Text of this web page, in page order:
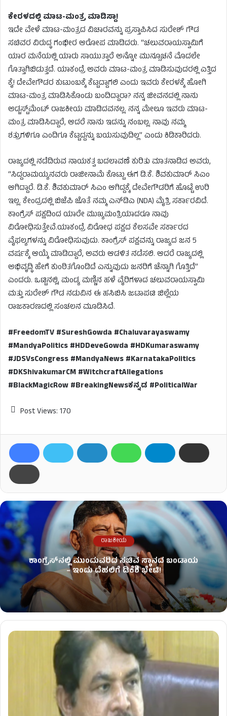
ಕೇರಳದಲ್ಲಿ ಮಾಟ-ಮಂತ್ರ ಮಾಡಿಸ್ದಾ!
ಇದೇ ವೇಳೆ ಮಾಟ-ಮಂತ್ರದ ವಿಚಾರವನ್ನು ಪ್ರಸ್ತಾಪಿಸಿದ ಸುರೇಶ್ ಗೌಡ
ಸಚಿವರ ವಿರುದ್ಧ ಗಂಭೀರ ಆರೋಪ ಮಾಡಿದರು. “ಚಲುವರಾಯಸ್ವಾಮಿಗೆ
ಯಾರ ಮನೆಯಲ್ಲಿ ಯಾರು ಸಾಯುತ್ತಾರೆ ಅನ್ನೋ ಮುನ್ಸೂಚನೆ ಮೊದಲೇ
ಗೊತ್ತಾಗಿಬಿಡುತ್ತದೆ. ಯಾಕಂದ್ರೆ ಅವರು ಮಾಟ-ಮಂತ್ರ ಮಾಡಿಸುವುದರಲ್ಲಿ ಎತ್ತಿದ
ಕೈ! ದೇವೇಗೌಡರ ಕುಟುಂಬಕ್ಕೆ ಕೆಟ್ಟದ್ದಾಗಲಿ ಎಂದು ಇವರು ಕೇರಳಕ್ಕೆ ಹೋಗಿ
ಮಾಟ-ಮಂತ್ರ ಮಾಡಿಸಿಕೊಂಡು ಬಂದಿದ್ದಾರಾ? ನನ್ನ ಜೀವನದಲ್ಲಿ ನಾನು
ಅಡ್ಜಸ್ಟ್‌ಮೆಂಟ್ ರಾಜಕೀಯ ಮಾಡಿದವನಲ್ಲ. ನನ್ನ ಮೇಲೂ ಇವರು ಮಾಟ-
ಮಂತ್ರ ಮಾಡಿಸಿದ್ದಾರೆ, ಆದರೆ ನಾನು ಇದನ್ನು ನಂಬಲ್ಲ. ನಾವು ನಮ್ಮ
ಶತ್ರುಗಳಿಗೂ ಎಂದಿಗೂ ಕೆಟ್ಟದ್ದನ್ನು ಬಯಸುವುದಿಲ್ಲ” ಎಂದು ಕಿಡಿಕಾರಿದರು.
ರಾಜ್ಯದಲ್ಲಿ ನಡೆದಿರುವ ನಾಯಕತ್ವ ಬದಲಾವಣೆ ಕುರಿತು ಮಾತನಾಡಿದ ಅವರು,
“ಸಿದ್ದರಾಮಯ್ಯನವರು ರಾಜೀನಾಮೆ ಕೊಟ್ಟು ಈಗ ಡಿ.ಕೆ. ಶಿವಕುಮಾರ್ ಸಿಎಂ
ಆಗಿದ್ದಾರೆ. ಡಿ.ಕೆ. ಶಿವಕುಮಾರ್ ಸಿಎಂ ಆಗಿದ್ದಕ್ಕೆ ದೇವೇಗೌಡರಿಗೆ ಹೊಟ್ಟೆ ಉರಿ
ಇಲ್ಲ. ಕೇಂದ್ರದಲ್ಲಿ ಬಿಜೆಪಿ ಜೊತೆ ನಮ್ಮ ಎನ್‌ಡಿಎ (NDA) ಮೈತ್ರಿ ಸರ್ಕಾರವಿದೆ.
ಕಾಂಗ್ರೆಸ್ ಪಕ್ಷದಿಂದ ಯಾರೇ ಮುಖ್ಯಮಂತ್ರಿಯಾದರೂ ನಾವು
ವಿರೋಧಿಸುತ್ತೇವೆ.ಯಾಕಂದ್ರೆ ವಿರೋಧ ಪಕ್ಷದ ಕೆಲಸವೇ ಸರ್ಕಾರದ
ವೈಫಲ್ಯಗಳನ್ನು ವಿರೋಧಿಸುವುದು. ಕಾಂಗ್ರೆಸ್ ಪಕ್ಷವನ್ನು ರಾಜ್ಯದ ಜನ 5
ವರ್ಷಕ್ಕೆ ಆಯ್ಕೆ ಮಾಡಿದ್ದಾರೆ, ಅವರು ಆಡಳಿತ ನಡೆಸಲಿ. ಆದರೆ ರಾಜ್ಯದಲ್ಲಿ
ಅಭಿವೃದ್ಧಿ ಹೇಗೆ ಕುಂಠಿತಗೊಂಡಿದೆ ಎನ್ನುವುದು ಜನರಿಗೆ ಚೆನ್ನಾಗಿ ಗೊತ್ತಿದೆ”
ಎಂದರು. ಒಟ್ಟಿನಲ್ಲಿ, ಮಂಡ್ಯ ಮಣ್ಣಿನ ಹಳೆ ವೈರಿಗಳಾದ ಚಲುವರಾಯಸ್ವಾಮಿ
ಮತ್ತು ಸುರೇಶ್ ಗೌಡ ನಡುವಿನ ಈ ಹಸಿಬಿಸಿ ಜಟಾಪಟಿ ಜಿಲ್ಲೆಯ
ರಾಜಕಾರಣದಲ್ಲಿ ಸಂಚಲನ ಮೂಡಿಸಿದೆ.
#FreedomTV #SureshGowda #Chaluvarayaswamy
#MandyaPolitics #HDDeveGowda #HDKumaraswamy
#JDSVsCongress #MandyaNews #KarnatakaPolitics
#DKShivakumarCM #WitchcraftAllegations
#BlackMagicRow #BreakingNewsಕನ್ನಡ #PoliticalWar
Post Views: 170
ರಾಜಕೀಯ
ಕಾಂಗ್ರೆಸ್​ನಲ್ಲಿ ಮುಂದುವರಿದ ಸಚಿವ ಸ್ಥಾನದ ಬಂಡಾಯ
– ಇಂದು ದೆಹಲಿಗೆ ಡಿಕೆಶಿ ಭೇಟಿ!